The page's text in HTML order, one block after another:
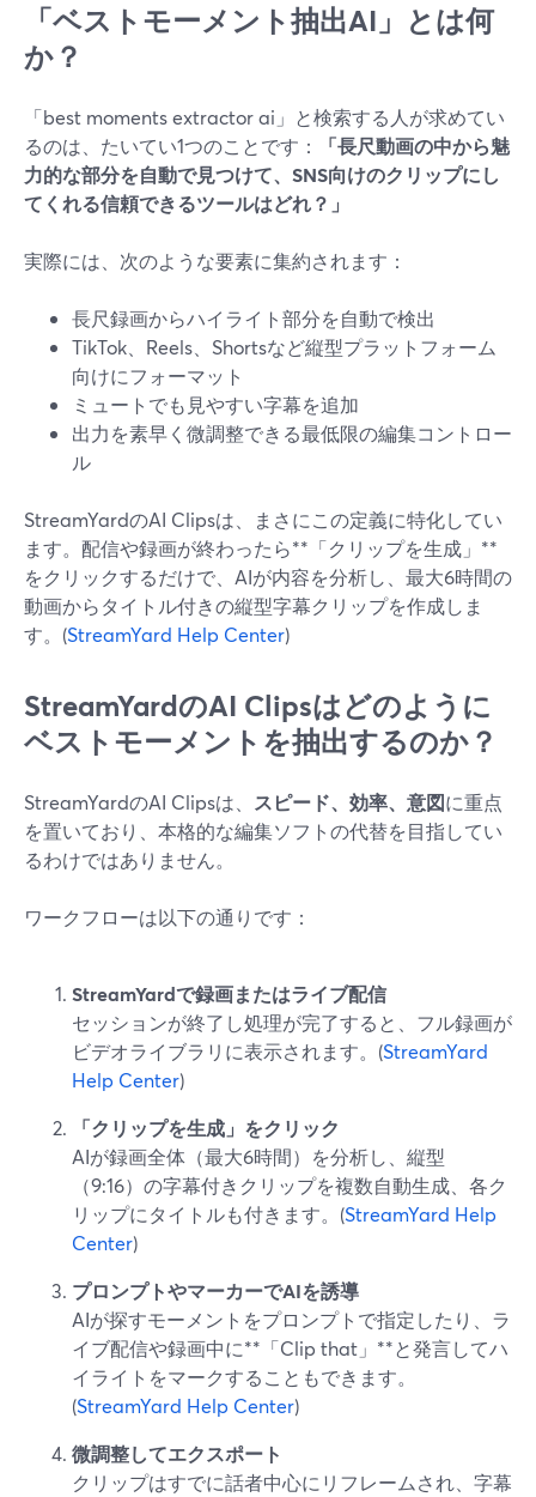
「ベストモーメント抽出AI」とは何
か？
「best moments extractor ai」と検索する人が求めてい
るのは、たいてい1つのことです：
「長尺動画の中から魅
力的な部分を自動で見つけて、SNS向けのクリップにし
てくれる信頼できるツールはどれ？」
実際には、次のような要素に集約されます：
長尺録画からハイライト部分を自動で検出
TikTok、Reels、Shortsなど縦型プラットフォーム
向けにフォーマット
ミュートでも見やすい字幕を追加
出力を素早く微調整できる最低限の編集コントロー
ル
StreamYardのAI Clipsは、まさにこの定義に特化してい
ます。配信や録画が終わったら**「クリップを生成」**
をクリックするだけで、AIが内容を分析し、最大6時間の
動画からタイトル付きの縦型字幕クリップを作成しま
す。(StreamYard Help Center)
StreamYardのAI Clipsはどのように
ベストモーメントを抽出するのか？
StreamYardのAI Clipsは、 スピード、効率、意図に重点
を置いており、本格的な編集ソフトの代替を目指してい
るわけではありません。
ワークフローは以下の通りです：
StreamYardで録画またはライブ配信
セッションが終了し処理が完了すると、フル録画が
ビデオライブラリに表示されます。(StreamYard
Help Center)
「クリップを生成」をクリック
AIが録画全体（最大6時間）を分析し、縦型
（9:16）の字幕付きクリップを複数自動生成、各ク
リップにタイトルも付きます。(StreamYard Help
Center)
プロンプトやマーカーでAIを誘導
AIが探すモーメントをプロンプトで指定したり、ラ
イブ配信や録画中に**「Clip that」**と発言してハ
イライトをマークすることもできます。
(StreamYard Help Center)
微調整してエクスポート
クリップはすでに話者中心にリフレームされ、字幕